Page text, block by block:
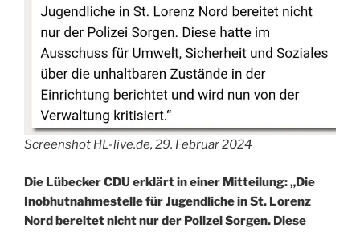
Screenshot HL-live.de, 29. Februar 2024
Die Lübecker CDU erklärt in einer Mitteilung: „Die
Inobhutnahmestelle für Jugendliche in St. Lorenz
Nord bereitet nicht nur der Polizei Sorgen. Diese